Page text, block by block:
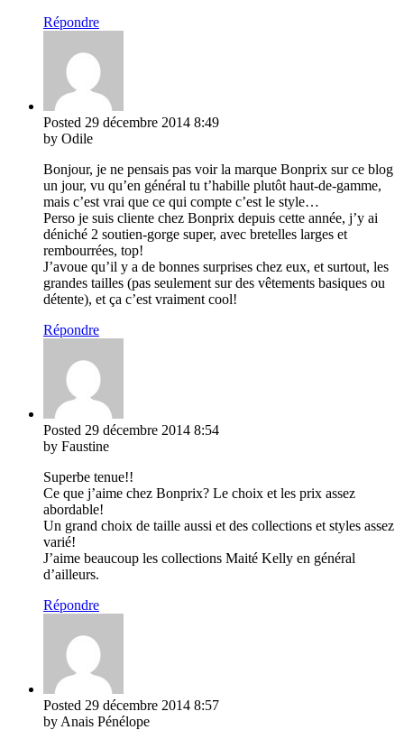
Répondre
Posted 29 décembre 2014 8:49
by Odile
Bonjour, je ne pensais pas voir la marque Bonprix sur ce blog
un jour, vu qu’en général tu t’habille plutôt haut-de-gamme,
mais c’est vrai que ce qui compte c’est le style…
Perso je suis cliente chez Bonprix depuis cette année, j’y ai
déniché 2 soutien-gorge super, avec bretelles larges et
rembourrées, top!
J’avoue qu’il y a de bonnes surprises chez eux, et surtout, les
grandes tailles (pas seulement sur des vêtements basiques ou
détente), et ça c’est vraiment cool!
Répondre
Posted 29 décembre 2014 8:54
by Faustine
Superbe tenue!!
Ce que j’aime chez Bonprix? Le choix et les prix assez
abordable!
Un grand choix de taille aussi et des collections et styles assez
varié!
J’aime beaucoup les collections Maité Kelly en général
d’ailleurs.
Répondre
Posted 29 décembre 2014 8:57
by Anais Pénélope